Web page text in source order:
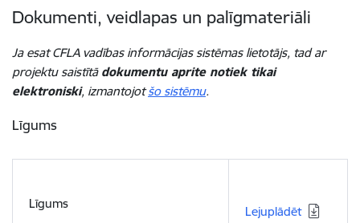
Dokumenti, veidlapas un palīgmateriāli
Ja esat CFLA vadības informācijas sistēmas lietotājs, tad ar
projektu saistītā dokumentu aprite notiek tikai
elektroniski, izmantojotšo sistēmu.
Līgums
Līgums
Lejuplādēt